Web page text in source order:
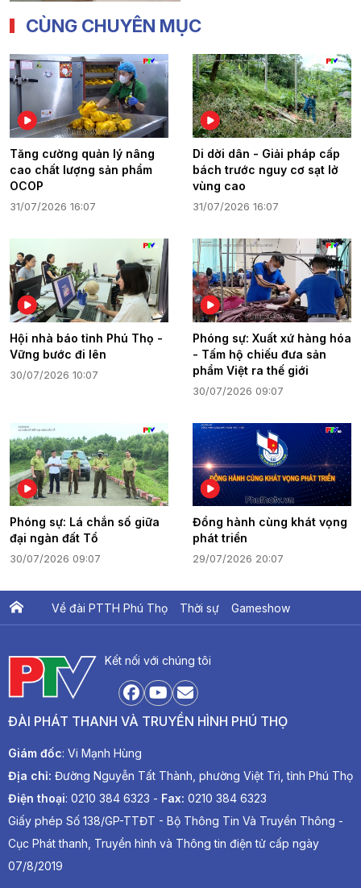
CÙNG CHUYÊN MỤC
Tăng cường quản lý nâng
cao chất lượng sản phẩm
OCOP
31/07/2026 16:07
Di dời dân - Giải pháp cấp
bách trước nguy cơ sạt lở
vùng cao
31/07/2026 16:07
Hội nhà báo tỉnh Phú Thọ -
Vững bước đi lên
30/07/2026 10:07
Phóng sự: Xuất xứ hàng hóa
- Tấm hộ chiếu đưa sản
phẩm Việt ra thế giới
30/07/2026 09:07
Phóng sự: Lá chắn số giữa
đại ngàn đất Tổ
30/07/2026 09:07
Đồng hành cùng khát vọng
phát triển
29/07/2026 20:07
Về đài PTTH Phú Thọ Thời sự Gameshow
Kết nối với chúng tôi
ĐÀI PHÁT THANH VÀ TRUYỀN HÌNH PHÚ THỌ
Giám đốc: Vi Mạnh Hùng
Địa chỉ: Đường Nguyễn Tất Thành, phường Việt Trì, tỉnh Phú Thọ
Điện thoại: 0210 384 6323 - Fax: 0210 384 6323
Giấy phép Số 138/GP-TTĐT - Bộ Thông Tin Và Truyền Thông -
Cục Phát thanh, Truyền hình và Thông tin điện tử cấp ngày
07/8/2019